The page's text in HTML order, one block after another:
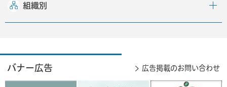
組織別
バナー広告 広告掲載のお問い合わせ